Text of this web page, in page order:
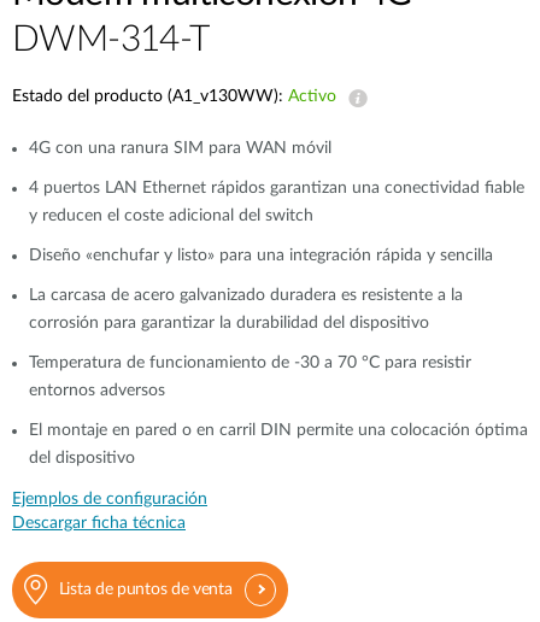
DWM-314-T
Estado del producto (A1_v130WW): Activo
4G con una ranura SIM para WAN móvil
4 puertos LAN Ethernet rápidos garantizan una conectividad fiable
y reducen el coste adicional del switch​
Diseño «enchufar y listo» para una integración rápida y sencilla
La carcasa de acero galvanizado duradera es resistente a la
corrosión para garantizar la durabilidad del dispositivo​
Temperatura de funcionamiento de -30 a 70 °C para resistir
entornos adversos​
El montaje en pared o en carril DIN permite una colocación óptima
del dispositivo
Ejemplos de configuración
Descargar ficha técnica
Lista de puntos de venta